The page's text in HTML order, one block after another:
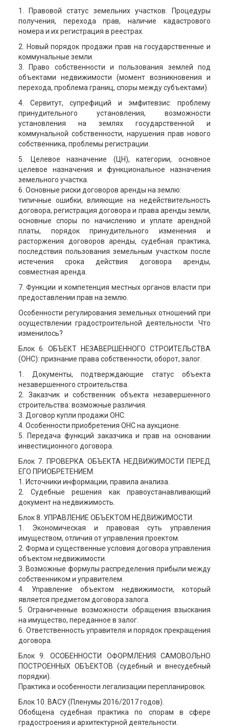
1. Правовой статус земельних участков. Процедуры
получения, перехода прав, наличие кадастрового
номера и их регистрация в реестрах.
2. Новый порядок продажи прав на государственные и
коммунальные земли.
3. Право собственности и пользования землей под
объектами недвижимости (момент возникновения и
перехода, проблема границ, споры между субъектами).
4. Сервитут, супрефиций и эмфитевзис: проблему
принудительного установления, возможности
установления на землях государственной и
коммунальной собственности, нарушения прав нового
собственника, проблемы регистрации.
5. Целевое назначение (ЦН), категории, основное
целевое назначения и функциональное назначения
земельного участка.
6. Основные риски договоров аренды на землю:
типичные ошибки, влияющие на недействительность
договора, регистрация договора и права аренды земли,
основные споры по начислению и уплате арендной
платы, порядок принудительного изменения и
расторжения договоров аренды, судебная практика,
последствия пользования земельным участком после
истечения срока действия договора аренды,
совместная аренда.
7. Функции и компетенция местных органов власти при
предоставлении прав на землю.
Особенности регулирования земельных отношений при
осуществлении градостроительной деятельности. Что
изменилось?
Блок 6. ОБЪЕКТ НЕЗАВЕРШЕННОГО СТРОИТЕЛЬСТВА
(ОНС): признание права собственности, оборот, залог.
1. Документы, подтверждающие статус объекта
незавершенного строительства.
2. Заказчик и собственник объекта незавершенного
строительства: возможные различия.
3. Договор купли продажи ОНС.
4. Особенности приобретения ОНС на аукционе.
5. Передача функций заказчика и прав на основании
инвестиционного договора.
Блок 7. ПРОВЕРКА ОБЪЕКТА НЕДВИЖИМОСТИ ПЕРЕД
ЕГО ПРИОБРЕТЕНИЕМ.
1. Источники информации, правила анализа.
2. Судебные решения как правоустанавливающий
документ на недвижимость.
Блок 8. УПРАВЛЕНИЕ ОБЪЕКТОМ НЕДВИЖИМОСТИ.
1. Экономическая и правовая суть управления
имуществом, отличия от управления проектом.
2. Форма и существенные условия договора управления
объектом недвижимости.
3. Возможные формулы распределения прибыли между
собственником и управителем.
4. Управление объектом недвижимости, который
является предметом договора залога.
5. Ограниченные возможности обращения взыскания
на имущество, переданное в залог.
6. Ответственность управителя и порядок прекращения
договора.
Блок 9. ОСОБЕННОСТИ ОФОРМЛЕНИЯ САМОВОЛЬНО
ПОСТРОЕННЫХ ОБЪЕКТОВ (судебный и внесудебный
порядки).
Практика и особенности легализации перепланировок.
Блок 10. ВАСУ (Пленумы 2016/2017 годов).
Обобщена судебная практика по спорам в сфере
градостроения и архитектурной деятельности.